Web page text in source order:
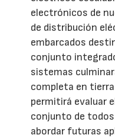
electrónicos de
de distribución
embarcados
conjunto
sistemas
completa en
permitirá evaluar
conjunto de
abordar futuras